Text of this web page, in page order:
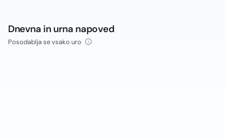
Dnevna in urna napoved
Posodablja se vsako uro